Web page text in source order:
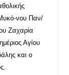
νου Παν/
Ζαχαρία
Αγίου
και ο